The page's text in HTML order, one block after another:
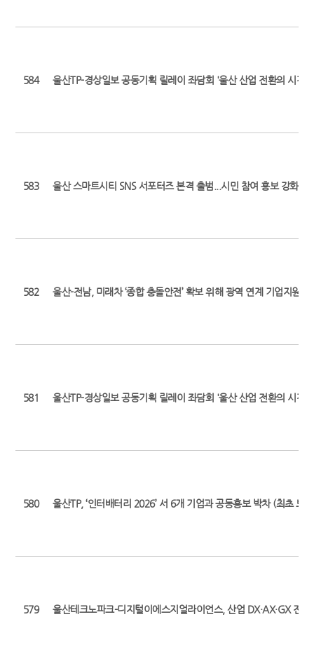
584 울산TP-경상일보 공동기획 릴레이 좌담회 '울산 산업 전환의 시간'
583 울산 스마트시티 SNS 서포터즈 본격 출범...시민 참여 홍보 강화 (
582 울산-전남, 미래차 ‘종합 충돌안전’ 확보 위해 광역 연계 기업지원
581 울산TP-경상일보 공동기획 릴레이 좌담회 '울산 산업 전환의 시간'
580 울산TP, ‘인터배터리 2026’ 서 6개 기업과 공동홍보 박차 (최초 보
579 울산테크노파크-디지털이에스지얼라이언스, 산업 DX·AX·GX 전